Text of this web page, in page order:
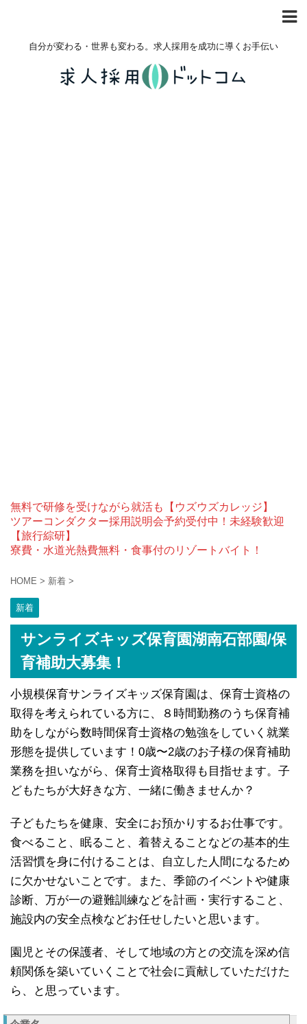
自分が変わる・世界も変わる。求人採用を成功に導くお手伝い
無料で研修を受けながら就活も【ウズウズカレッジ】
ツアーコンダクター採用説明会予約受付中！未経験歓迎
【旅行綜研】
寮費・水道光熱費無料・食事付のリゾートバイト！
HOME > 新着 >
新着
サンライズキッズ保育園湖南石部園/保
育補助大募集！
小規模保育サンライズキッズ保育園は、保育士資格の
取得を考えられている方に、８時間勤務のうち保育補
助をしながら数時間保育士資格の勉強をしていく就業
形態を提供しています！0歳〜2歳のお子様の保育補助
業務を担いながら、保育士資格取得も目指せます。子
どもたちが大好きな方、一緒に働きませんか？
子どもたちを健康、安全にお預かりするお仕事です。
食べること、眠ること、着替えることなどの基本的生
活習慣を身に付けることは、自立した人間になるため
に欠かせないことです。また、季節のイベントや健康
診断、万が一の避難訓練などを計画・実行すること、
施設内の安全点検などお任せしたいと思います。
園児とその保護者、そして地域の方との交流を深め信
頼関係を築いていくことで社会に貢献していただけた
ら、と思っています。